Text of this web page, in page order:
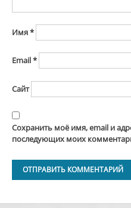
Имя*
Email*
Сайт
Сохранить моё имя, email и
последующих моих